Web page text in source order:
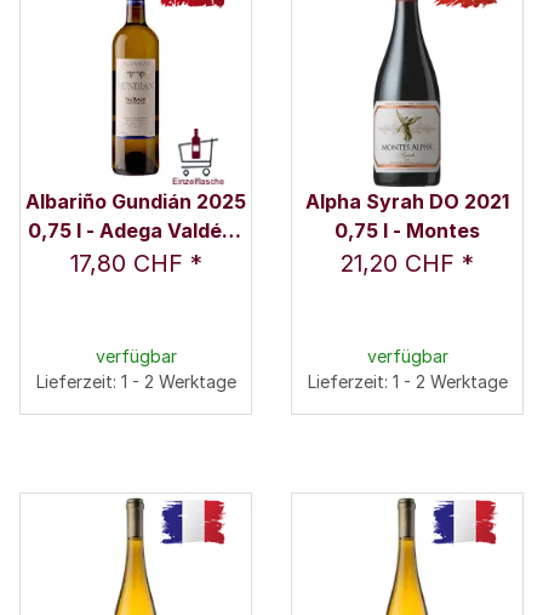
Albariño Gundián 2025
0,75 l - Adega Valdés /
Familie Valdés
17,80 CHF *
verfügbar
Lieferzeit: 1 - 2 Werktage
Alpha Syrah DO 2021
0,75 l - Montes
21,20 CHF *
verfügbar
Lieferzeit: 1 - 2 Werktage